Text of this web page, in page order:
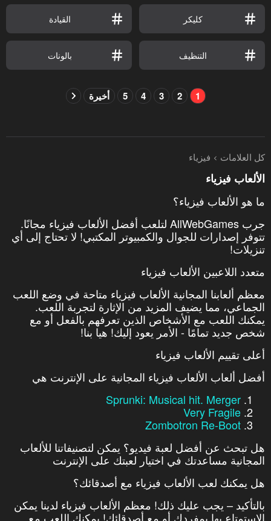
كليكر القيادة
التنظيف بالونات
1
2
3
4
5 أخيرة
كل العلامات فيزياء
الألعاب فيزياء
ما هو الألعاب فيزياء؟
جرب AllWebGames لتلعب أفضل الألعاب فيزياء مجانًا.
تتوفر إصدارات للجوال والكمبيوتر المكتبي! لا تحتاج إلى أي
تنزيلات!
متعدد اللاعبين الألعاب فيزياء
معظم ألعابنا المجانية الألعاب فيزياء متاحة في وضع اللعب
الجماعي، مما يضيف المزيد من الإثارة لتجربة اللعب.
يمكنك اللعب مع الأشخاص الذين تعرفهم بالفعل أو مع
شخص جديد تمامًا - الأمر يعود إليك! هيا بنا!
أعلى تقييم الألعاب فيزياء
أفضل ألعاب الألعاب فيزياء المجانية على الإنترنت هي
Sprunki: Musical hit. Merger
Very Fragile
Zombotron Re-Boot
هل تبحث عن أفضل لعبة فيديو؟ يمكن لتصنيفاتنا للألعاب
المجانية مساعدتك في اختيار لعبتك على الإنترنت
هل يمكنك لعب الألعاب فيزياء مع أصدقائك؟
بالتأكيد – يجب عليك ذلك! معظم الألعاب فيزياء لدينا يمكن
الاستمتاع بها بمفردك أو مع أصدقائك! يمكنك اللعب مع